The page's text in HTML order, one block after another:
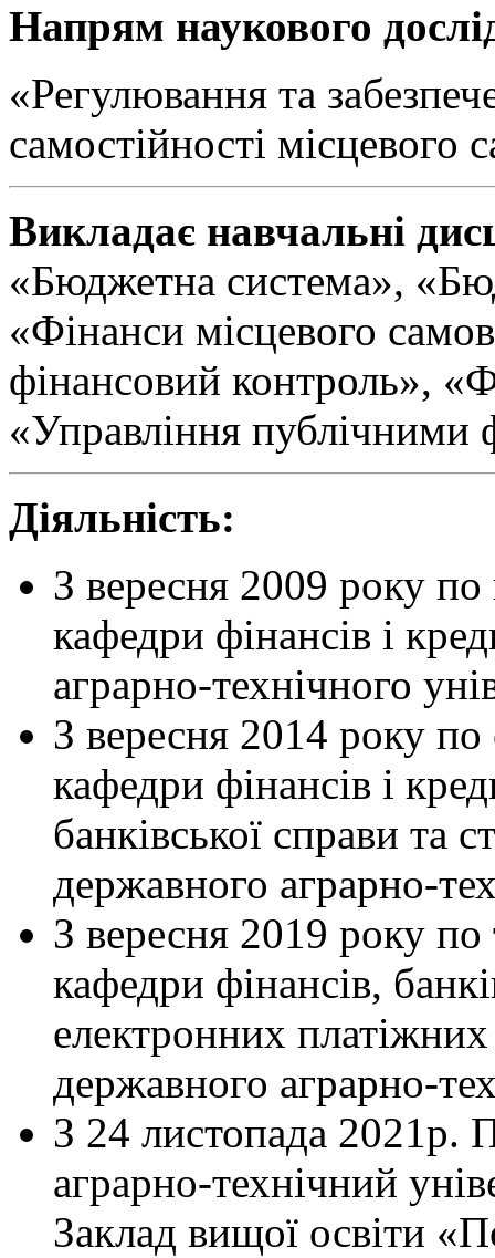
Напрям наукового
«Регулювання та
самостійності місцевого
Викладає навчальні
«Бюджетна система»,
«Фінанси місцевого
фінансовий контроль»,
«Управління публічними
Діяльність:
З вересня 2009 року по
кафедри фінансів і
аграрно-технічного
З вересня 2014 року
кафедри фінансів і
банківської справи та
державного аграрно-
З вересня 2019 року
кафедри фінансів,
електронних
державного аграрно-
З 24 листопада 2021р.
аграрно-технічний
Заклад вищої освіти